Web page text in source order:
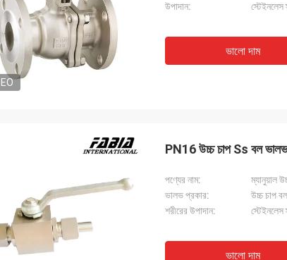
উপাদান:
স্টেইনলেস
ভালো দাম
PN16 উচ্চ চাপ Ss বল ভালভ
পণ্যের নাম:
ম্যানুয়াল
ভালভ প্রকার:
উচ্চ চাপ
শরীরের উপাদান:
স্টেইনলেস
ভালো দাম